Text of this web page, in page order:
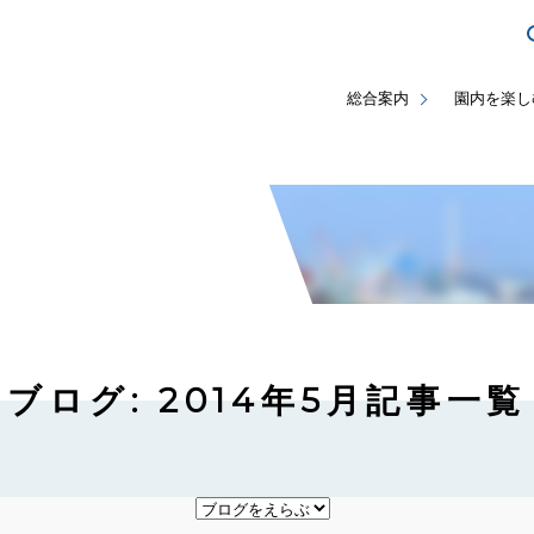
総合案内 園内を楽
ブログ: 2014年5月記事一覧